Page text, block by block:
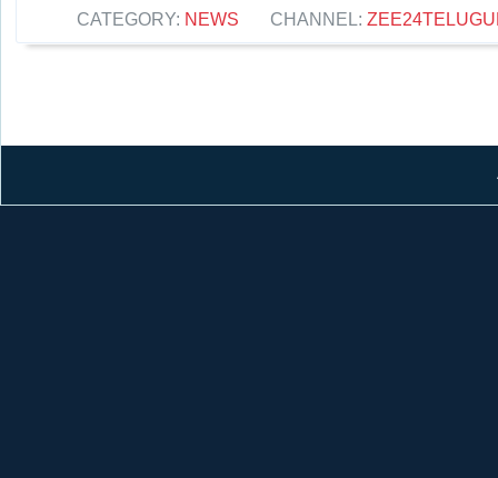
CATEGORY: NEWS CHANNEL: